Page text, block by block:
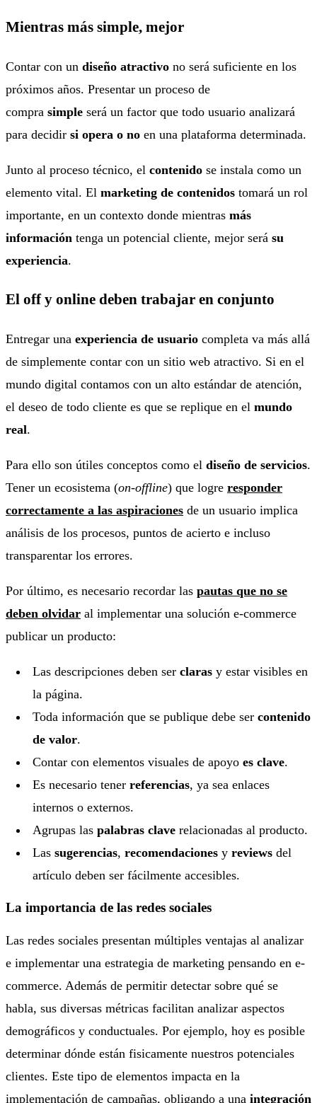
Mientras más simple, mejor
Contar con un diseño atractivo no será suficiente en los
próximos años. Presentar un proceso de
compra simple será un factor que todo usuario analizará
para decidir si opera o no en una plataforma determinada.
Junto al proceso técnico, el contenido se instala como un
elemento vital. El marketing de contenidos tomará un rol
importante, en un contexto donde mientras más
información tenga un potencial cliente, mejor será su
experiencia.
El off y online deben trabajar en conjunto
Entregar una experiencia de usuario completa va más allá
de simplemente contar con un sitio web atractivo. Si en el
mundo digital contamos con un alto estándar de atención,
el deseo de todo cliente es que se replique en el mundo
real.
Para ello son útiles conceptos como el diseño de servicios.
Tener un ecosistema (on-offline) que logre responder
correctamente a las aspiraciones de un usuario implica
análisis de los procesos, puntos de acierto e incluso
transparentar los errores.
Por último, es necesario recordar las pautas que no se
deben olvidar al implementar una solución e-commerce
publicar un producto:
Las descripciones deben serclarasy estar visibles en
la página.
Toda información que se publique debe sercontenido
de valor.
Contar con elementos visuales de apoyoes clave.
Es necesario tenerreferencias, ya sea enlaces
internos o externos.
Agrupas laspalabras clave relacionadas al producto.
Lassugerencias,recomendacionesyreviewsdel
artículo deben ser fácilmente accesibles.
La importancia de las redes sociales
Las redes sociales presentan múltiples ventajas al analizar
e implementar una estrategia de marketing pensando en e-
commerce. Además de permitir detectar sobre qué se
habla, sus diversas métricas facilitan analizar aspectos
demográficos y conductuales. Por ejemplo, hoy es posible
determinar dónde están fisicamente nuestros potenciales
clientes. Este tipo de elementos impacta en la
implementación de campañas, obligando a una integración